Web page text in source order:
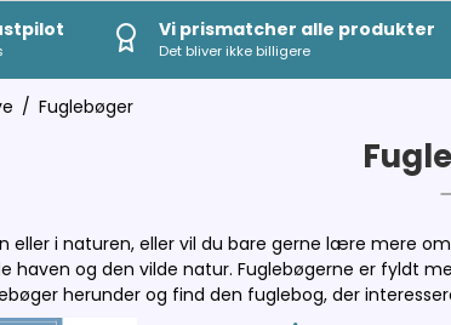
Vi prismatcher alle produkter
Det bliver ikke billigere
/ Fuglebøger
eller i naturen, eller vil du bare gerne lære mere
haven og den vilde natur. Fuglebøgerne er fyldt
herunder og find den fuglebog, der